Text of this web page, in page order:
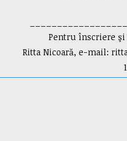
Pentru înscriere
Ritta Nicoară, e-mail: